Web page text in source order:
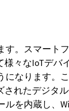
す。スマート
々なIoTデバ
になります。
れたデジタ
を内蔵し、